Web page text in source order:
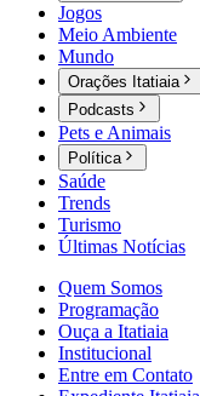
Jogos
Meio Ambiente
Mundo
Orações Itatiaia
Podcasts
Pets e Animais
Política
Saúde
Trends
Turismo
Últimas Notícias
Quem Somos
Programação
Ouça a Itatiaia
Institucional
Entre em Contato